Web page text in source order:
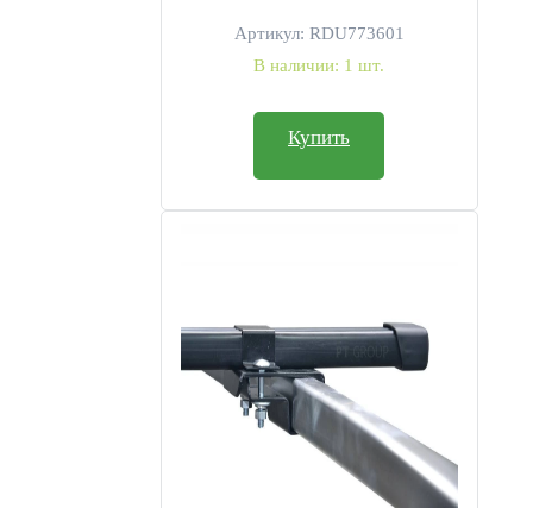
Артикул: RDU773601
В наличии: 1 шт.
Купить